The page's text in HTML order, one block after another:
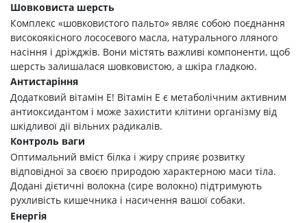
Шовковиста шерсть
Комплекс «шовковистого пальто» являє собою поєднання
високоякісного лососевого масла, натурального лляного
насіння і дріжджів. Вони містять важливі компоненти, щоб
шерсть залишалася шовковистою, а шкіра гладкою.
Антистаріння
Додатковий вітамін Е! Вітамін Е є метаболічним активним
антиоксидантом і може захистити клітини організму від
шкідливої дії вільних радикалів.
Контроль ваги
Оптимальний вміст білка і жиру сприяє розвитку
відповідної за своєю природою характерною маси тіла.
Додані дієтичні волокна (сире волокно) підтримують
рухливість кишечника і насичення вашої собаки.
Енергія